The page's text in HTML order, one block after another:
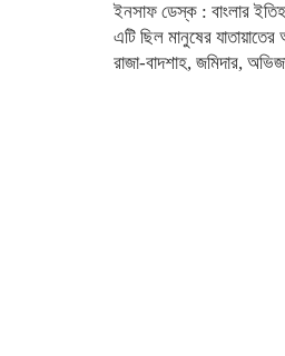
ইনসাফ ডেস্ক : বাংলার
এটি ছিল মানুষের
রাজা-বাদশাহ, জমিদার,